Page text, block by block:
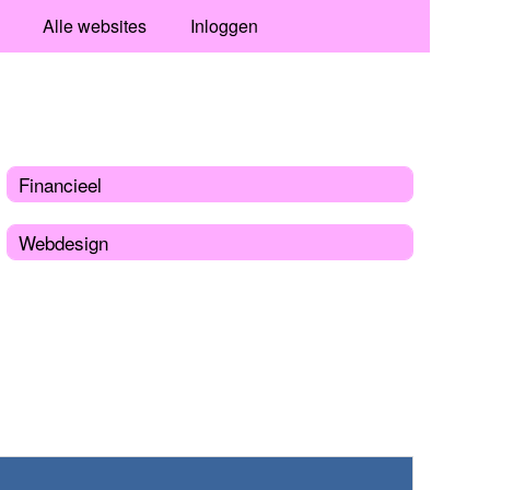
Alle websites Inloggen
Financieel
Webdesign